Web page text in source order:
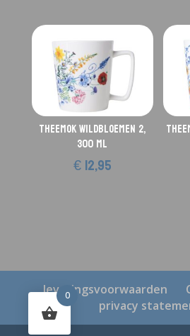
Theemok Wildbloemen 2,
300 ml
€12,95
leveringsvoorwaarden
privacy
0